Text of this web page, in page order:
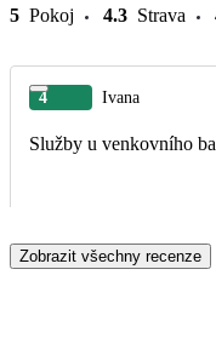
5 Pokoj 4.3 Strava
4 Ivana
Služby u venkovního
Zobrazit všechny recenze